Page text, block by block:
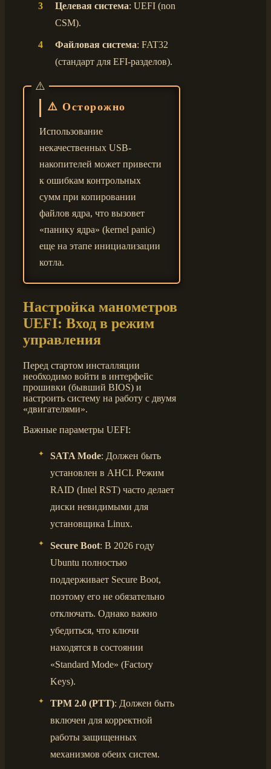
Целевая система: UEFI (non
CSM).
Файловая система: FAT32
(стандарт для EFI-разделов).
⚠️ Осторожно
Использование
некачественных USB-
накопителей может привести
к ошибкам контрольных
сумм при копировании
файлов ядра, что вызовет
«панику ядра» (kernel panic)
еще на этапе инициализации
котла.
Настройка манометров
UEFI: Вход в режим
управления
Перед стартом инсталляции
необходимо войти в интерфейс
прошивки (бывший BIOS) и
настроить систему на работу с двумя
«двигателями».
Важные параметры UEFI:
SATA Mode: Должен быть
установлен в AHCI. Режим
RAID (Intel RST) часто делает
диски невидимыми для
установщика Linux.
Secure Boot: В 2026 году
Ubuntu полностью
поддерживает Secure Boot,
поэтому его не обязательно
отключать. Однако важно
убедиться, что ключи
находятся в состоянии
«Standard Mode» (Factory
Keys).
TPM 2.0 (PTT): Должен быть
включен для корректной
работы защищенных
механизмов обеих систем.